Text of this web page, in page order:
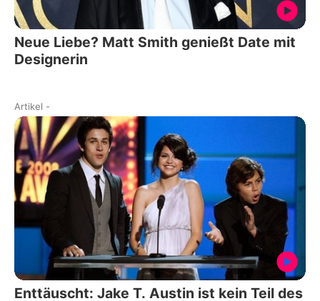
Neue Liebe? Matt Smith genießt Date mit
Designerin
Artikel -
Enttäuscht: Jake T. Austin ist kein Teil des